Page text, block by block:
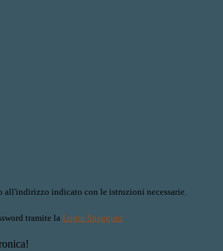
all'indirizzo indicato con le istruzioni necessarie.
tramite la Login Spaggiari